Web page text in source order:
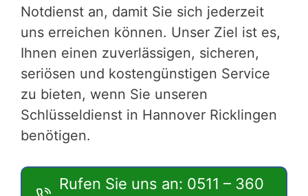
Notdienst an, damit Sie sich jederzeit
uns erreichen können. Unser Ziel ist es,
Ihnen einen zuverlässigen, sicheren,
seriösen und kostengünstigen Service
zu bieten, wenn Sie unseren
Schlüsseldienst in Hannover Ricklingen
benötigen.
Rufen Sie uns an: 0511 – 360